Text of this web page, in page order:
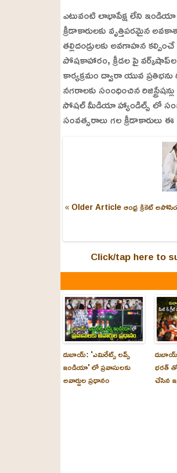
ఎటువంటి లాభాపేక్ష లేని
క్రీడాకారులకు వృత్తిపరమైన
తల్లిదండ్రులకు అవగాహన
పోషకాహారం, క్రీడల పై వర్క్‌షాప్‌ల
కార్యక్రమం ద్వారా యువ
నగరాలకు సంంధించిన
సోషల్ మీడియా హ్యాండిల్స్ లో
సంవత్సరాలు గల క్రీడాకారులు
« Older Articleఆంధ్ర క్రికెట్
Click/tap here to
దుబాయ్: 'ఎమిరేట్స్ లవ్స్
ఇండియా' లో ప్రవాసులకు
అవార్డుల ప్రధానం
భరత్
చేసిన